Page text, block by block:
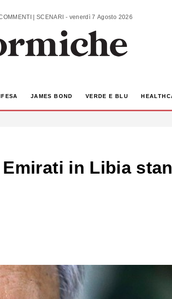
ANALISI | COMMENTI | SCENARI - venerdì 7 Agosto 2026
JAMES BOND VERDE E BLU
in Libia